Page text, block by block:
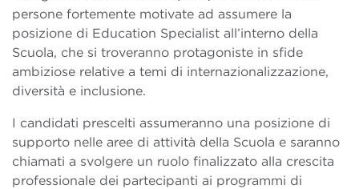
persone fortemente motivate ad assumere la
posizione di Education Specialist all’interno della
Scuola, che si troveranno protagoniste in sfide
ambiziose relative a temi di internazionalizzazione,
diversità e inclusione.
I candidati prescelti assumeranno una posizione di
supporto nelle aree di attività della Scuola e saranno
chiamati a svolgere un ruolo finalizzato alla crescita
professionale dei partecipanti ai programmi di